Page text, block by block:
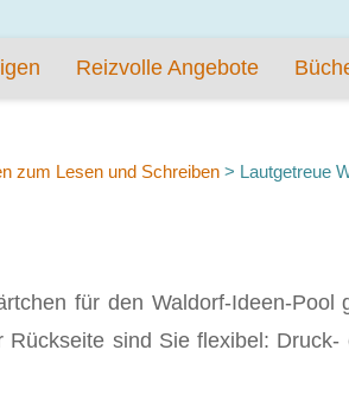
Reizvolle Angebote
zum Lesen und Schreiben > Lautgetreue
für den Waldorf-Ideen-
sind Sie flexibel: